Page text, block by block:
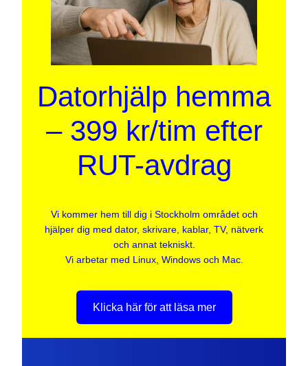
Datorhjälp hemma
– 399 kr/tim efter
RUT-avdrag
Vi kommer hem till dig i Stockholm området och
hjälper dig med dator, skrivare, kablar, TV, nätverk
och annat tekniskt.
Vi arbetar med Linux, Windows och Mac.
Klicka här för att läsa mer